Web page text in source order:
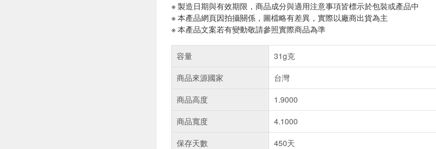
※ 製造日期與有效期限，商品成分與適用注意事項皆標示於包裝或產品中
※ 本產品網頁因拍攝關係，圖檔略有差異，實際以廠商出貨為主
※ 本產品文案若有變動敬請參照實際商品為準
容量
31g克
商品來源國家
台灣
商品高度
1.9000
商品寬度
4.1000
保存天數
450天